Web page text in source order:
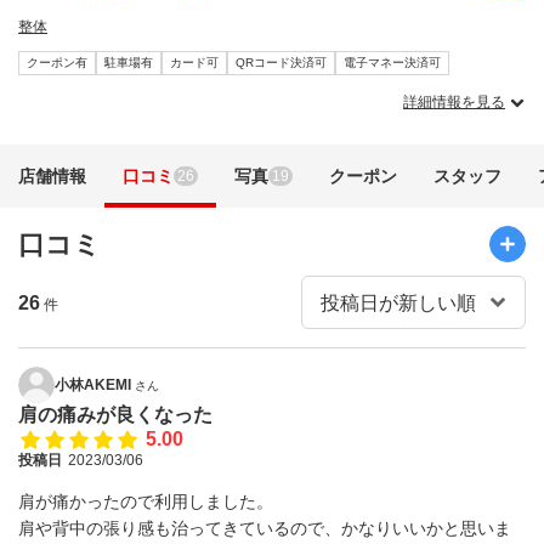
整体
クーポン有 駐車場有 カード可 QRコード決済可 電子マネー決済可
詳細情報を見る
店舗情報 口コミ 26 写真 19 クーポン スタッフ
口コミ
26 件
小林AKEMI さん
肩の痛みが良くなった
5.00
投稿日 2023/03/06
肩が痛かったので利用しました。
肩や背中の張り感も治ってきているので、かなりいいかと思いま